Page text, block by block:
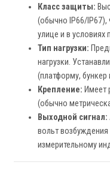
Класс защиты:
(обычно IP66/IP67),
улице и в
Тип нагрузки:
нагрузки.
(платформу, бункер
Крепление: Имеет
(обычно
Выходной сигнал:
вольт
измерительному